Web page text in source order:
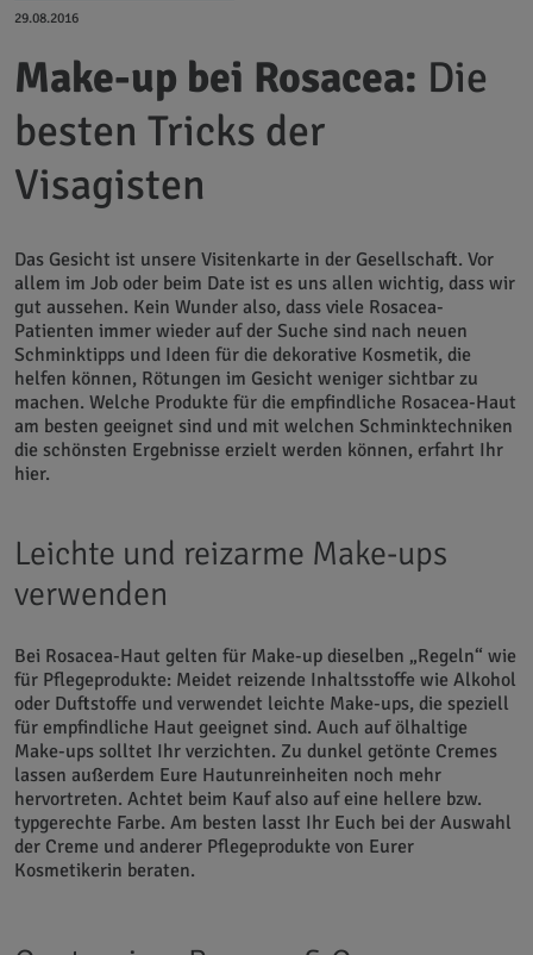
29.08.2016
Make-up bei Rosacea: Die
besten Tricks der
Visagisten
Das Gesicht ist unsere Visitenkarte in der Gesellschaft. Vor
allem im Job oder beim Date ist es uns allen wichtig, dass wir
gut aussehen. Kein Wunder also, dass viele Rosacea-
Patienten immer wieder auf der Suche sind nach neuen
Schminktipps und Ideen für die dekorative Kosmetik, die
helfen können, Rötungen im Gesicht weniger sichtbar zu
machen. Welche Produkte für die empfindliche Rosacea-Haut
am besten geeignet sind und mit welchen Schminktechniken
die schönsten Ergebnisse erzielt werden können, erfahrt Ihr
hier.
Leichte und reizarme Make-ups
verwenden
Bei Rosacea-Haut gelten für Make-up dieselben „Regeln“ wie
für Pflegeprodukte: Meidet reizende Inhaltsstoffe wie Alkohol
oder Duftstoffe und verwendet leichte Make-ups, die speziell
für empfindliche Haut geeignet sind. Auch auf ölhaltige
Make-ups solltet Ihr verzichten. Zu dunkel getönte Cremes
lassen außerdem Eure Hautunreinheiten noch mehr
hervortreten. Achtet beim Kauf also auf eine hellere bzw.
typgerechte Farbe. Am besten lasst Ihr Euch bei der Auswahl
der Creme und anderer Pflegeprodukte von Eurer
Kosmetikerin beraten.